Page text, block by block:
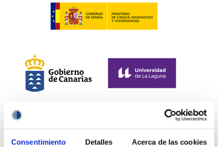
Consentimiento Detalles Acerca de las cookies